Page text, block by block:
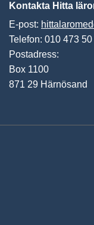
Kontakta Hitta
E-post:
Telefon: 010 473
Postadress:
Box 1100
871 29 Härnösand